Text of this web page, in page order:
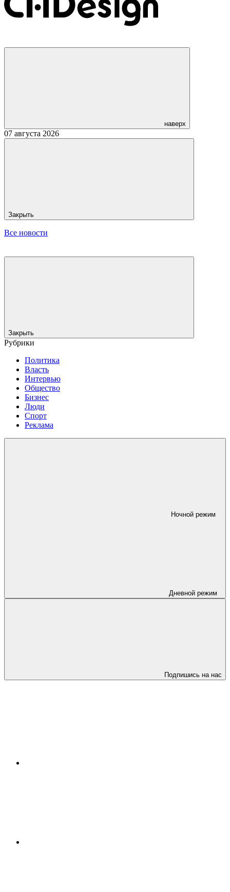
наверх
07 августа 2026
Закрыть
Все новости
Закрыть
Рубрики
Политика
Власть
Интервью
Общество
Бизнес
Люди
Спорт
Реклама
Ночной режим
Дневной режим
Подпишись на нас